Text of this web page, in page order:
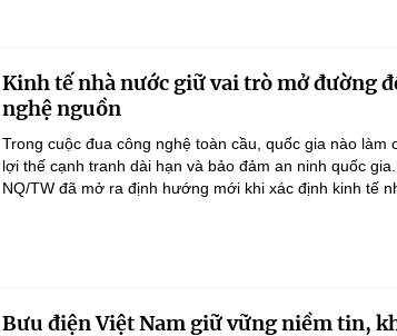
Kinh tế nhà nước giữ vai trò mở đường
nghệ nguồn
Trong cuộc đua công nghệ toàn cầu, quốc gia nào
lợi thế cạnh tranh dài hạn và bảo đảm an ninh quốc
NQ/TW đã mở ra định hướng mới khi xác định kinh tế
Bưu điện Việt Nam giữ vững niềm tin,